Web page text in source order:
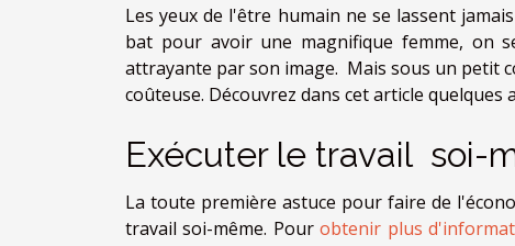
Les yeux de l'être humain ne se lassent
bat pour avoir une magnifique femme, on
attrayante par son image. Mais sous un petit
coûteuse. Découvrez dans cet article
Exécuter le travail soi-
La toute première astuce pour faire de
travail soi-même. Pourobtenir plus